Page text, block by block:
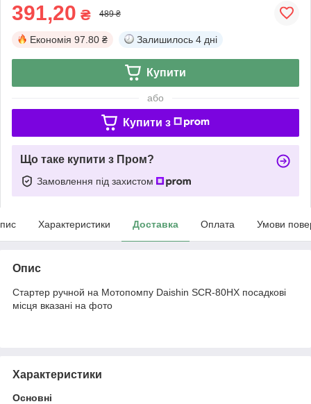
391,20 ₴ 489 ₴
Економія 97.80 ₴ Залишилось 4 дні
Купити
або
Купити з
Що таке купити з Пром?
Замовлення під захистом
Характеристики Доставка Оплата Умови
Опис
Стартер ручной на Мотопомпу Daishin SCR-80HX посадкові
місця вказані на фото
Характеристики
Основні